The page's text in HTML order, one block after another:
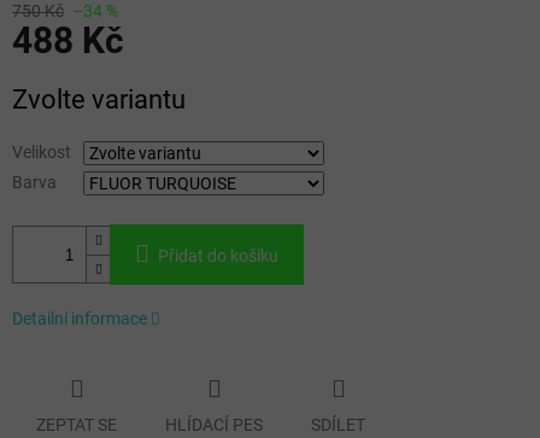
750 Kč –34 %
488 Kč
cena:
Zvolte variantu
Velikost
Barva
Přidat do košíku
Detailní informace
ZEPTAT SE HLÍDACÍ PES SDÍLET